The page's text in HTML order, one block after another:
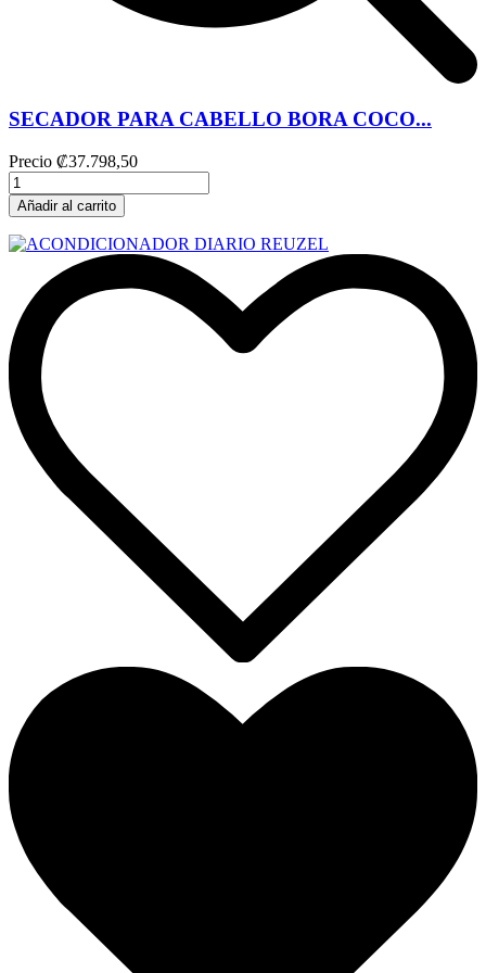
SECADOR PARA CABELLO BORA COCO...
Precio ₡37.798,50
Añadir al carrito